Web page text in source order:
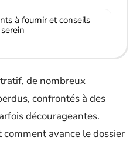
à fournir et conseils
de nombreux
confrontés à des
décourageantes.
avance le dossier